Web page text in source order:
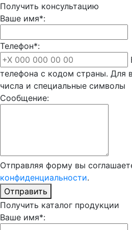
Получить консультацию
Ваше имя*:
Телефон*:
телефона с кодом страны. Для
числа и специальные символы
Сообщение:
Отправляя форму вы
конфиденциальности.
Отправить
Получить каталог продукции
Ваше имя*: